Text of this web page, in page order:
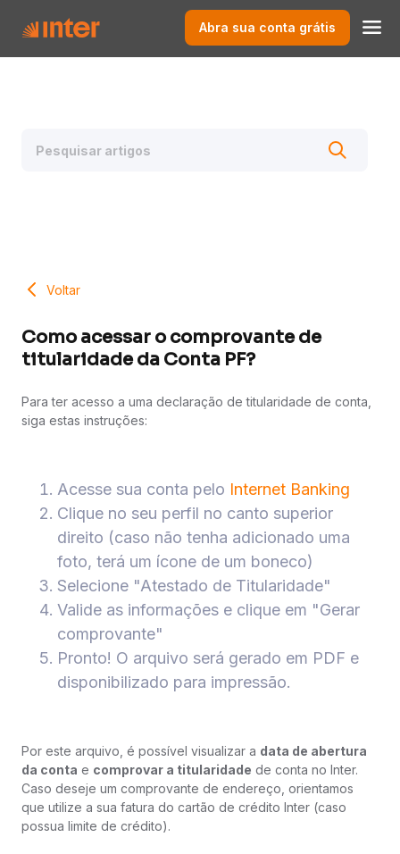
Abra sua conta grátis
Voltar
Como acessar o comprovante de
titularidade da Conta PF?
Para ter acesso a uma declaração de titularidade de conta,
siga estas instruções:
Acesse sua conta pelo Internet Banking
Clique no seu perfil no canto superior
direito (caso não tenha adicionado uma
foto, terá um ícone de um boneco)
Selecione "Atestado de Titularidade"
Valide as informações e clique em "Gerar
comprovante"
Pronto! O arquivo será gerado em PDF e
disponibilizado para impressão.
Por este arquivo, é possível visualizar a data de abertura
da conta e comprovar a titularidade de conta no Inter.
Caso deseje um comprovante de endereço, orientamos
que utilize a sua fatura do cartão de crédito Inter (caso
possua limite de crédito).